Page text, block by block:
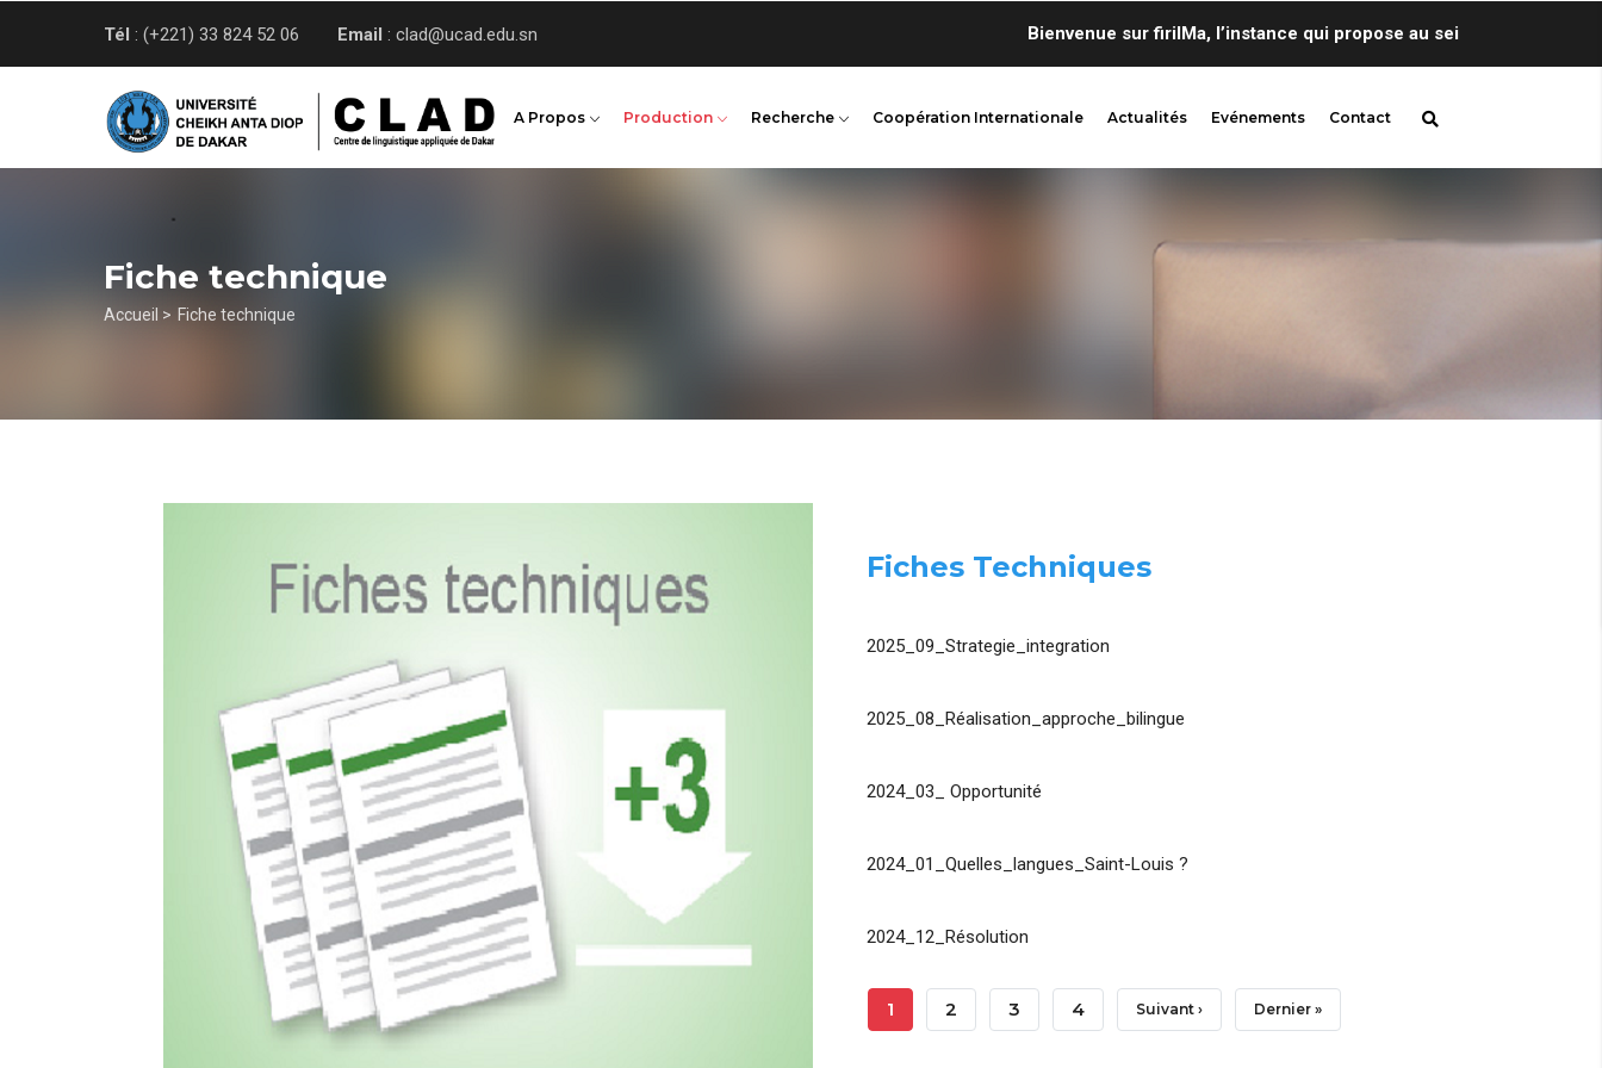
Tél : (+221) 33 824 52 06 Email : clad@ucad.edu.sn Bienvenue sur firilMa, l’instance qui propose au sein de Centre de
A Propos Production Recherche Coopération Internationale Actualités Evénements Contact
Fiche technique
Fil
Accueil > Fiche technique
Fiches Techniques
2025_09_Strategie_integration
2025_08_Réalisation_approche_bilingue
2024_03_ Opportunité
2024_01_Quelles_langues_Saint-Louis ?
2024_12_Résolution
Pagination
Page
1 Page
2 Page
3 Page
4 Page
Suivant › Dernière
Dernier »